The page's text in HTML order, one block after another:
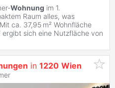
Wohnung im 1.
Raum alles, was
ca. 37,95 m² Wohnfläche
ergibt sich eine Nutzfläche von
in 1220 Wien